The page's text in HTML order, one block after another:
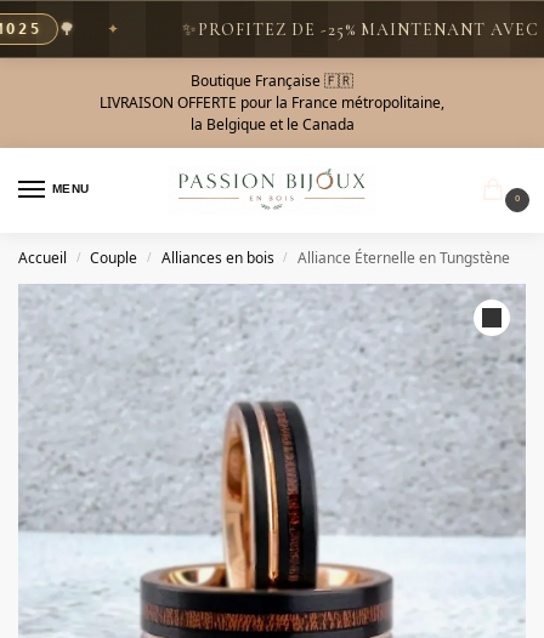
🌳 PROFITEZ DE -25% MAINTENANT AVEC LE
Boutique Française 🇫🇷
LIVRAISON OFFERTE pour la France métropolitaine,
la Belgique et le Canada
MENU
0
Accueil / Couple / Alliances en bois / Alliance Éternelle en Tungstène